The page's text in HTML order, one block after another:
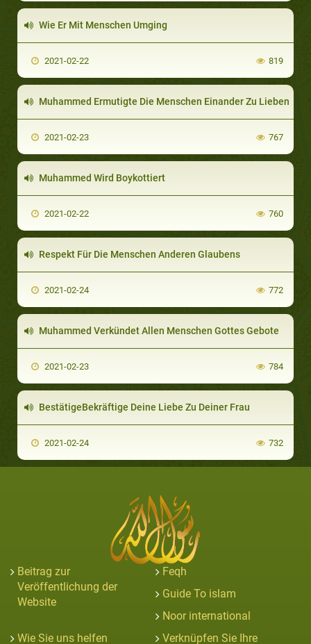
Wie Er Mit Menschen Umging
2021-02-22 819
Muhammed Ermutigte Die Menschen Einander Zu Lieben
2021-02-23 767
Muhammed Wird Boykottiert
2021-02-22 760
Respekt Für Die Menschen Anderen Glaubens
2021-02-24 772
Muhammed Verkündet Allen Menschen Gottes Gebote
2021-02-23 784
BestätigeBekräftige Deine Liebe Zu Deiner Frau
2021-02-24 732
Beitrag zur
Veröffentlichung der
Website
Feqh
Guide To islam
Noor international
Wie Sie uns helfen
Verknüpfen Sie Ihre